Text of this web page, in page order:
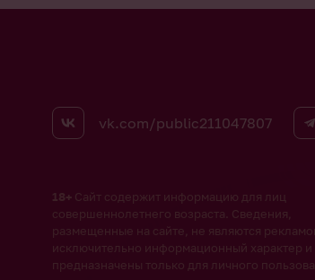
vk.com/public211047807
18+Сайт содержит информацию для лиц
совершеннолетнего возраста. Сведения,
размещенные на сайте, не являются
исключительно информационный характер и
предназначены только для личного